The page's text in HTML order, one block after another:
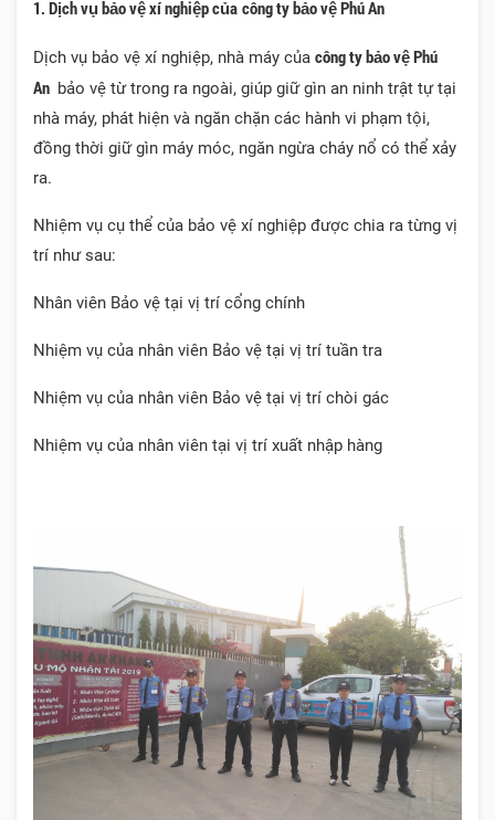
1. Dịch vụ bảo vệ xí nghiệp của công ty bảo vệ Phú An
Dịch vụ bảo vệ xí nghiệp, nhà máy của công ty bảo vệ Phú
An bảo vệ từ trong ra ngoài, giúp giữ gìn an ninh trật tự tại
nhà máy, phát hiện và ngăn chặn các hành vi phạm tội,
đồng thời giữ gìn máy móc, ngăn ngừa cháy nổ có thể xảy
ra.
Nhiệm vụ cụ thể của bảo vệ xí nghiệp được chia ra từng vị
trí như sau:
Nhân viên Bảo vệ tại vị trí cổng chính
Nhiệm vụ của nhân viên Bảo vệ tại vị trí tuần tra
Nhiệm vụ của nhân viên Bảo vệ tại vị trí chòi gác
Nhiệm vụ của nhân viên tại vị trí xuất nhập hàng